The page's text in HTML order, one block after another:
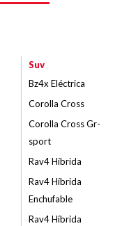
Suv
Bz4x Eléctrica
Corolla Cross
Corolla Cross Gr-
sport
Rav4 Híbrida
Rav4 Híbrida
Enchufable
Rav4 Híbrida